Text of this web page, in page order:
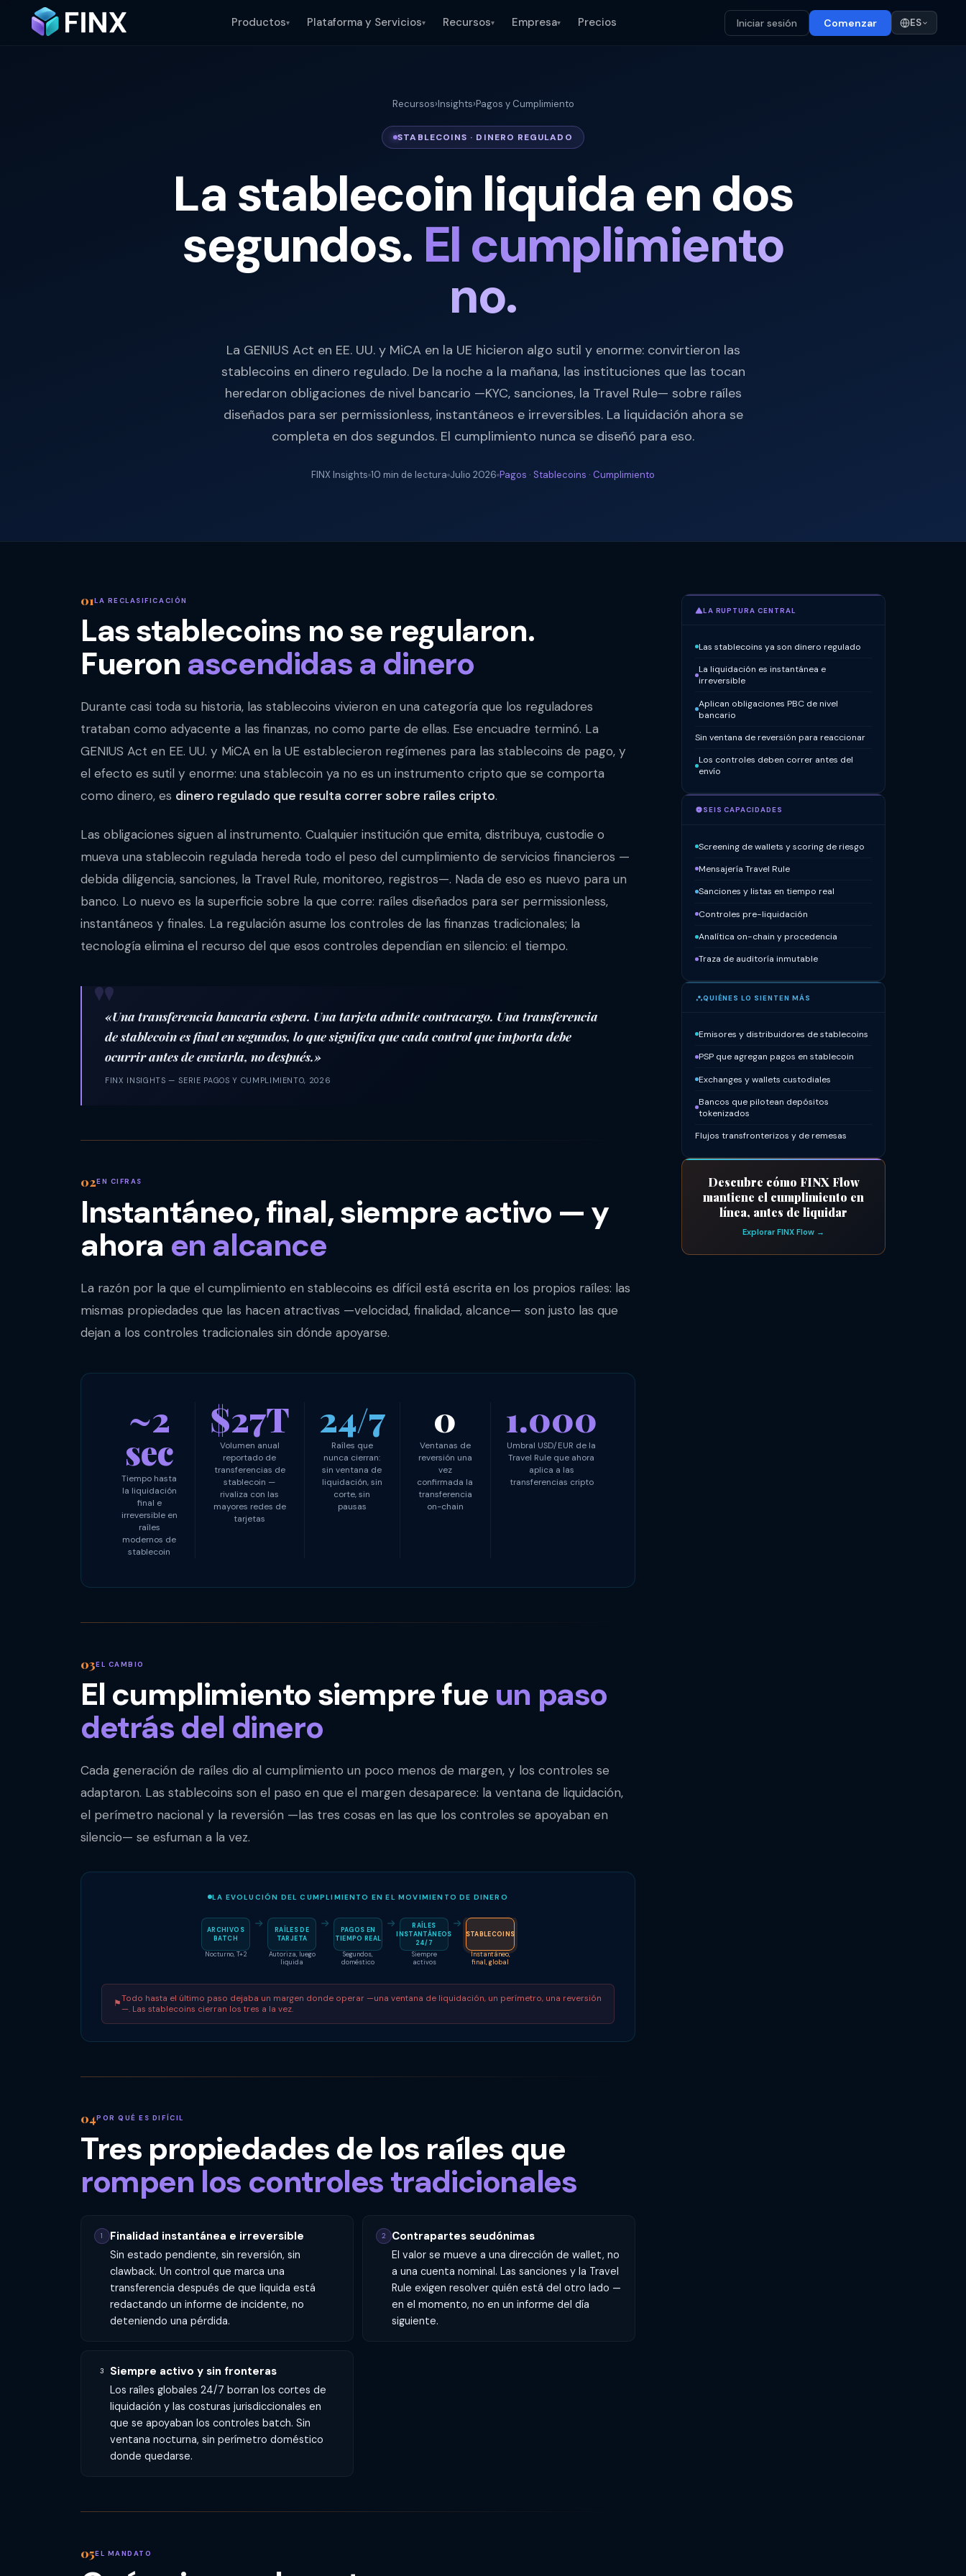
Productos▾ Plataforma y Servicios▾ Recursos▾ Empresa▾ Precios Iniciar sesión Comenzar ES
Recursos›Insights›Pagos y Cumplimiento
STABLECOINS · DINERO REGULADO
La stablecoin liquida en dos
segundos. El cumplimiento
no.
La GENIUS Act en EE. UU. y MiCA en la UE hicieron algo sutil y enorme: convirtieron las
stablecoins en dinero regulado. De la noche a la mañana, las instituciones que las tocan
heredaron obligaciones de nivel bancario —KYC, sanciones, la Travel Rule— sobre raíles
diseñados para ser permissionless, instantáneos e irreversibles. La liquidación ahora se
completa en dos segundos. El cumplimiento nunca se diseñó para eso.
FINX Insights 10 min de lectura Julio 2026 Pagos · Stablecoins · Cumplimiento
LA RECLASIFICACIÓN
Las stablecoins no se regularon.
Fueronascendidas a dinero
Durante casi toda su historia, las stablecoins vivieron en una categoría que los reguladores
trataban como adyacente a las finanzas, no como parte de ellas. Ese encuadre terminó. La
GENIUS Act en EE. UU. y MiCA en la UE establecieron regímenes para las stablecoins de pago, y
el efecto es sutil y enorme: una stablecoin ya no es un instrumento cripto que se comporta
como dinero, es dinero regulado que resulta correr sobre raíles cripto.
Las obligaciones siguen al instrumento. Cualquier institución que emita, distribuya, custodie o
mueva una stablecoin regulada hereda todo el peso del cumplimiento de servicios financieros —
debida diligencia, sanciones, la Travel Rule, monitoreo, registros—. Nada de eso es nuevo para un
banco. Lo nuevo es la superficie sobre la que corre: raíles diseñados para ser permissionless,
instantáneos y finales. La regulación asume los controles de las finanzas tradicionales; la
tecnología elimina el recurso del que esos controles dependían en silencio: el tiempo.
«Una transferencia bancaria espera. Una tarjeta admite contracargo. Una transferencia
de stablecoin es final en segundos, lo que significa que cada control que importa debe
ocurrirantesde enviarla, no después.»
FINX INSIGHTS — SERIE PAGOS Y CUMPLIMIENTO, 2026
EN CIFRAS
Instantáneo, final, siempre activo — y
ahora en alcance
La razón por la que el cumplimiento en stablecoins es difícil está escrita en los propios raíles: las
mismas propiedades que las hacen atractivas —velocidad, finalidad, alcance— son justo las que
dejan a los controles tradicionales sin dónde apoyarse.
~2
sec
Tiempo hasta
la liquidación
final e
irreversible en
raíles
modernos de
stablecoin
$27T
Volumen anual
reportado de
transferencias de
stablecoin —
rivaliza con las
mayores redes de
tarjetas
24/7
Raíles que
nunca cierran:
sin ventana de
liquidación, sin
corte, sin
pausas
0
Ventanas de
reversión una
vez
confirmada la
transferencia
on-chain
1.000
Umbral USD/EUR de la
Travel Rule que ahora
aplica a las
transferencias cripto
EL CAMBIO
El cumplimiento siempre fue un paso
detrás del dinero
Cada generación de raíles dio al cumplimiento un poco menos de margen, y los controles se
adaptaron. Las stablecoins son el paso en que el margen desaparece: la ventana de liquidación,
el perímetro nacional y la reversión —las tres cosas en las que los controles se apoyaban en
silencio— se esfuman a la vez.
LA EVOLUCIÓN DEL CUMPLIMIENTO EN EL MOVIMIENTO DE DINERO
ARCHIVOS
BATCH
Nocturno, T+2
RAÍLES DE
TARJETA
Autoriza, luego
liquida
PAGOS EN
TIEMPO REAL
Segundos,
doméstico
RAÍLES
INSTANTÁNEOS
24/7
Siempre
activos
STABLECOINS
Instantáneo,
final, global
⚑Todo hasta el último paso dejaba un margen donde operar —una ventana de liquidación, un perímetro, una reversión
—. Las stablecoins cierran los tres a la vez.
POR QUÉ ES DIFÍCIL
Tres propiedades de los raíles que
rompen los controles tradicionales
1 Finalidad instantánea e irreversible
Sin estado pendiente, sin reversión, sin
clawback. Un control que marca una
transferencia después de que liquida está
redactando un informe de incidente, no
deteniendo una pérdida.
2 Contrapartes seudónimas
El valor se mueve a una dirección de wallet, no
a una cuenta nominal. Las sanciones y la Travel
Rule exigen resolver quién está del otro lado —
en el momento, no en un informe del día
siguiente.
3 Siempre activo y sin fronteras
Los raíles globales 24/7 borran los cortes de
liquidación y las costuras jurisdiccionales en
que se apoyaban los controles batch. Sin
ventana nocturna, sin perímetro doméstico
donde quedarse.
EL MANDATO
LA RUPTURA CENTRAL
Las stablecoins ya son dinero regulado
La liquidación es instantánea e
irreversible
Aplican obligaciones PBC de nivel
bancario
Sin ventana de reversión para reaccionar
Los controles deben correr antes del
envío
SEIS CAPACIDADES
Screening de wallets y scoring de riesgo
Mensajería Travel Rule
Sanciones y listas en tiempo real
Controles pre-liquidación
Analítica on-chain y procedencia
Traza de auditoría inmutable
QUIÉNES LO SIENTEN MÁS
Emisores y distribuidores de stablecoins
PSP que agregan pagos en stablecoin
Exchanges y wallets custodiales
Bancos que pilotean depósitos
tokenizados
Flujos transfronterizos y de remesas
Descubre cómo FINX Flow
mantiene el cumplimiento en
línea, antes de liquidar
Explorar FINX Flow →